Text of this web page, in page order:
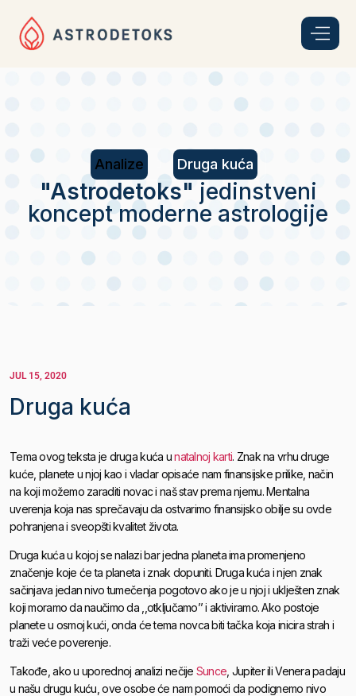
Analize Druga kuća
"Astrodetoks" jedinstveni
koncept moderne astrologije
JUL 15, 2020
Druga kuća
Tema ovog teksta je druga kuća unatalnoj karti. Znak na vrhu druge
kuće, planete u njoj kao i vladar opisaće nam finansijske prilike, način
na koji možemo zaraditi novac i naš stav prema njemu. Mentalna
uverenja koja nas sprečavaju da ostvarimo finansijsko obilje su ovde
pohranjena i sveopšti kvalitet života.
Druga kuća u kojoj se nalazi bar jedna planeta ima promenjeno
značenje koje će ta planeta i znak dopuniti. Druga kuća i njen znak
sačinjava jedan nivo tumečenja pogotovo ako je u njoj i uklješten znak
koji moramo da naučimo da ,,otključamo’’ i aktiviramo. Ako postoje
planete u osmoj kući, onda će tema novca biti tačka koja inicira strah i
traži veće poverenje.
Takođe, ako u uporednoj analizi nečije Sunce , Jupiter ili Venera padaju
u našu drugu kuću, ove osobe će nam pomoći da podignemo nivo